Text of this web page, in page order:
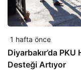
1 hafta önce
Diyarbakır’da
Desteği Artıyor